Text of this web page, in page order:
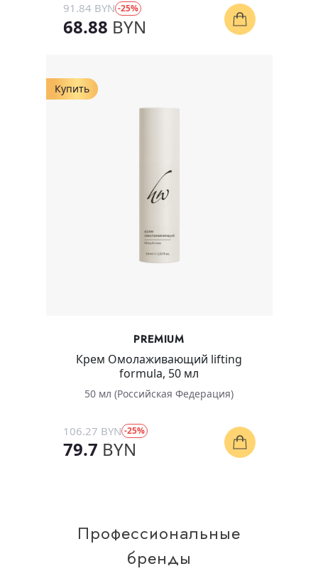
91.84 BYN -25%
68.88 BYN
Купить
PREMIUM
Крем Омолаживающий lifting
formula, 50 мл
50 мл (Российская Федерация)
106.27 BYN -25%
79.7 BYN
Профессиональные
бренды